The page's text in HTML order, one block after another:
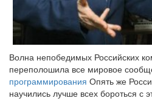
Волна непобедимых Российских
переполошила все мировое
программирования Опять же
научились лучше всех бороться с